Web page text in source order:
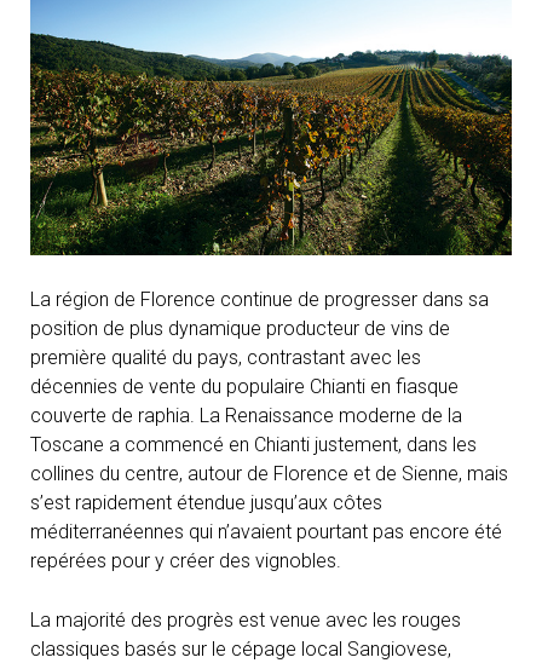
La région de Florence continue de progresser dans sa
position de plus dynamique producteur de vins de
première qualité du pays, contrastant avec les
décennies de vente du populaire Chianti en fiasque
couverte de raphia. La Renaissance moderne de la
Toscane a commencé en Chianti justement, dans les
collines du centre, autour de Florence et de Sienne, mais
s’est rapidement étendue jusqu’aux côtes
méditerranéennes qui n’avaient pourtant pas encore été
repérées pour y créer des vignobles.
La majorité des progrès est venue avec les rouges
classiques basés sur le cépage local Sangiovese,